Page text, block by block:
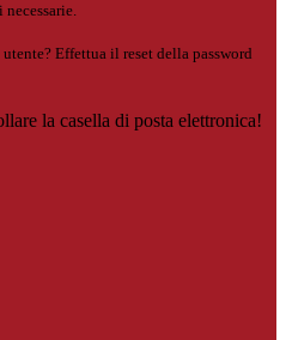
Effettua il reset della password
la casella di posta elettronica!